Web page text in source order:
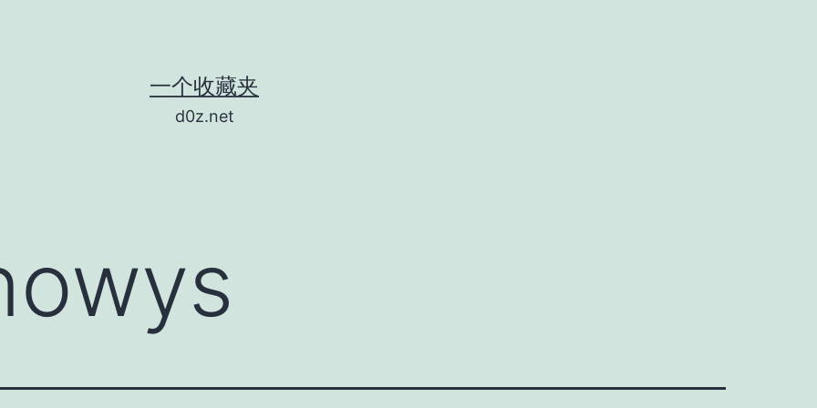
一个收藏夹
d0z.net